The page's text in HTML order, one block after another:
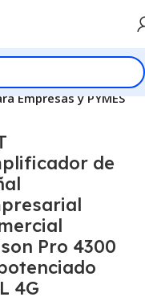
Empresas y PYMES
de
Pro 4300
4G